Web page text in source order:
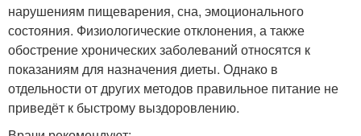
нарушениям пищеварения, сна, эмоционального
состояния. Физиологические отклонения, а также
обострение хронических заболеваний относятся к
показаниям для назначения диеты. Однако в
отдельности от других методов правильное питание не
приведёт к быстрому выздоровлению.